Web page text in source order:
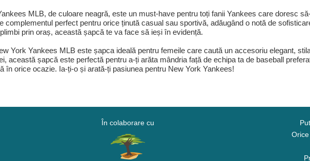
MLB, de culoare neagră, este un must-have pentru toți fanii Yankees care doresc
complementul perfect pentru orice ținută casual sau sportivă, adăugând o notă de
prin oraș, această șapcă te va face să ieși în evidență.
York Yankees MLB este șapca ideală pentru femeile care caută un accesoriu elegant,
această șapcă este perfectă pentru a-ți arăta mândria față de echipa ta de baseball
în orice ocazie. Ia-ți-o și arată-ți pasiunea pentru New York Yankees!
În colaborare cu